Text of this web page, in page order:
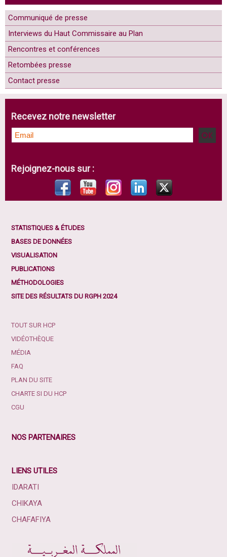
Communiqué de presse
Interviews du Haut Commissaire au Plan
Rencontres et conférences
Retombées presse
Contact presse
Recevez notre newsletter
Rejoignez-nous sur :
STATISTIQUES & ÉTUDES
BASES DE DONNÉES
VISUALISATION
PUBLICATIONS
MÉTHODOLOGIES
SITE DES RÉSULTATS DU RGPH 2024
TOUT SUR HCP
VIDÉOTHÈQUE
MÉDIA
FAQ
PLAN DU SITE
CHARTE SI DU HCP
CGU
NOS PARTENAIRES
LIENS UTILES
IDARATI
CHIKAYA
CHAFAFIYA